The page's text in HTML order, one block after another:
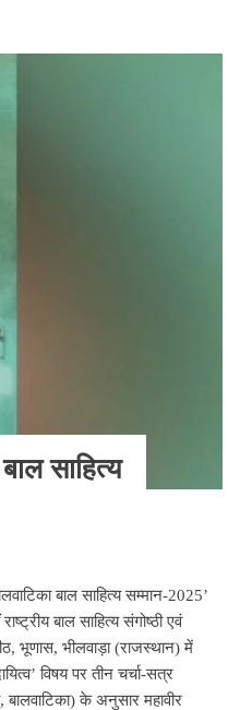
साहित्य
बाल साहित्य सम्मान-2025’
बाल साहित्य संगोष्ठी एवं
भूणास, भीलवाड़ा (राजस्थान) में
विषय पर तीन चर्चा-सत्र
के अनुसार महावीर